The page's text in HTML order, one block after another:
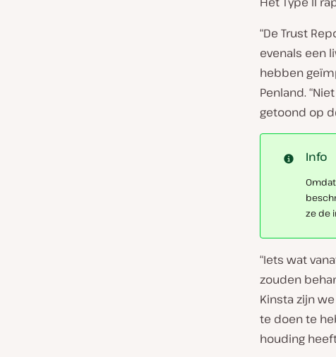
“De Trust
evenals een
hebben
Penland.
getoond op
Info
ze de
“Iets wat
zouden
Kinsta zijn
te doen te
houding